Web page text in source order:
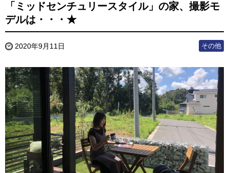
「ミッドセンチュリースタイル」の家、撮影モ
デルは・・・★
2020年9月11日 その他